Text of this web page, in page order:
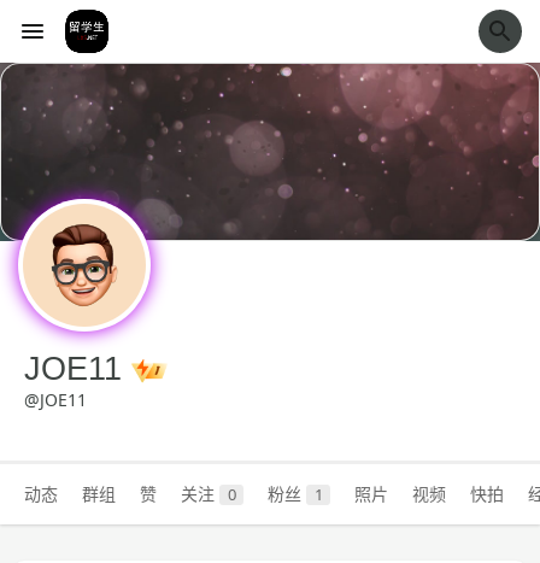
经验市
JOE11
@JOE11
动态 群组 赞 关注 0 粉丝 1 照片 视频 快拍